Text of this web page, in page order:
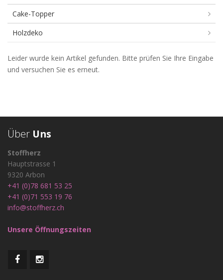
Cake-Topper
Holzdeko
Stoffe
Leider wurde kein Artikel gefunden. Bitte prüfen Sie Ihre Eingabe
und versuchen Sie es erneut.
Über Uns
Stoffherz
Hauptstrasse 1
9320 Arbon
+41 (0)78 681 53 25
+41 (0)71 553 19 76
info@stoffherz.ch
Unsere Öffnungszeiten